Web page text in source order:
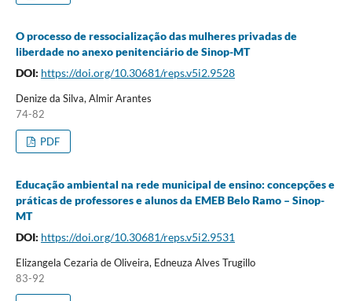
O processo de ressocialização das mulheres privadas de
liberdade no anexo penitenciário de Sinop-MT
DOI: https://doi.org/10.30681/reps.v5i2.9528
Denize da Silva, Almir Arantes
74-82
PDF
Educação ambiental na rede municipal de ensino: concepções e
práticas de professores e alunos da EMEB Belo Ramo – Sinop-
MT
DOI: https://doi.org/10.30681/reps.v5i2.9531
Elizangela Cezaria de Oliveira, Edneuza Alves Trugillo
83-92